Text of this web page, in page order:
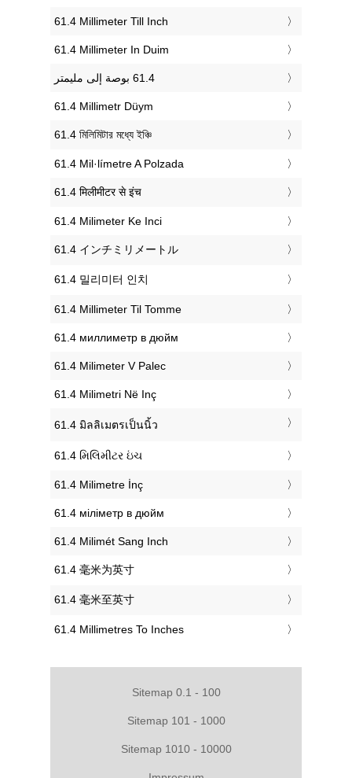
‎61.4 Millimeter Till Inch
‎61.4 Millimeter In Duim
‎61.4 Millimetr Düym
‎61.4 মিলিমিটার মধ্যে ইঞ্চি
‎61.4 Mil·límetre A Polzada
‎61.4 मिलीमीटर से इंच
‎61.4 Milimeter Ke Inci
‎61.4 インチミリメートル
‎61.4 밀리미터 인치
‎61.4 Millimeter Til Tomme
‎61.4 миллиметр в дюйм
‎61.4 Milimeter V Palec
‎61.4 Milimetri Në Inç
‎61.4 มิลลิเมตรเป็นนิ้ว
‎61.4 મિલિમીટર ઇંચ
‎61.4 Milimetre İnç
‎61.4 міліметр в дюйм
‎61.4 Milimét Sang Inch
‎61.4 毫米为英寸
‎61.4 毫米至英寸
‎61.4 Millimetres To Inches
Sitemap 0.1 - 100
Sitemap 101 - 1000
Sitemap 1010 - 10000